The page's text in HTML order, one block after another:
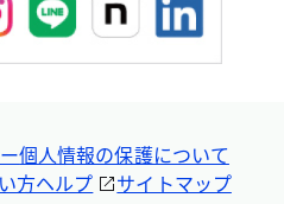
個人情報の保護について
方ヘルプ サイトマップ